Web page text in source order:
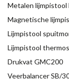
Metalen lijmpistool
Magnetische
Lijmpistool
Lijmpistool
Drukvat GMC200
Veerbalancer SB/